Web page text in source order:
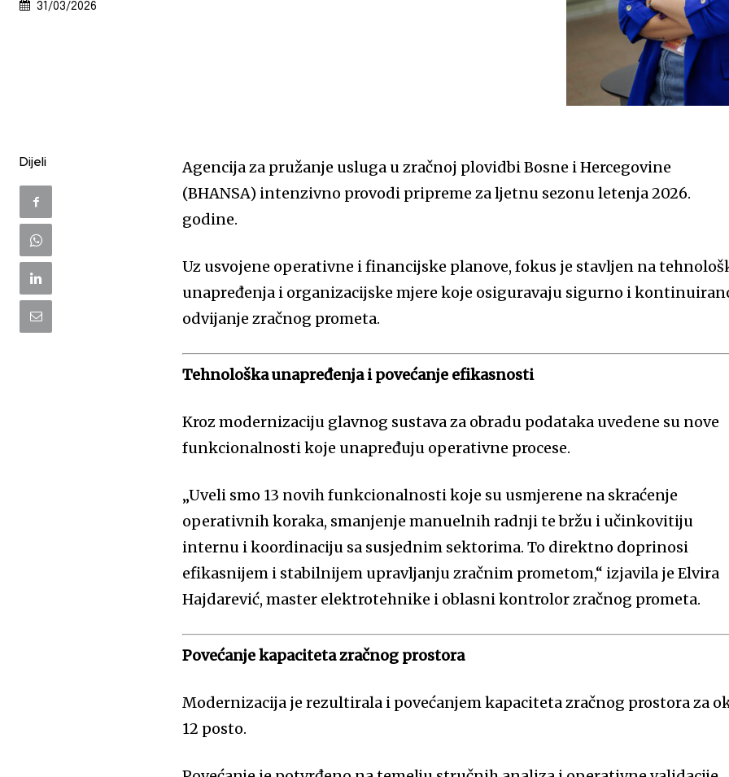
31/03/2026
Dijeli
Agencija za pružanje usluga u zračnoj plovidbi Bosne i Hercegovine
(BHANSA) intenzivno provodi pripreme za ljetnu sezonu letenja 2026.
godine.
Uz usvojene operativne i financijske planove, fokus je stavljen na
unapređenja i organizacijske mjere koje osiguravaju sigurno i
odvijanje zračnog prometa.
Tehnološka unapređenja i povećanje efikasnosti
Kroz modernizaciju glavnog sustava za obradu podataka uvedene su nove
funkcionalnosti koje unapređuju operativne procese.
„Uveli smo 13 novih funkcionalnosti koje su usmjerene na skraćenje
operativnih koraka, smanjenje manuelnih radnji te bržu i učinkovitiju
internu i koordinaciju sa susjednim sektorima. To direktno doprinosi
efikasnijem i stabilnijem upravljanju zračnim prometom,“ izjavila je Elvira
Hajdarević, master elektrotehnike i oblasni kontrolor zračnog prometa.
Povećanje kapaciteta zračnog prostora
Modernizacija je rezultirala i povećanjem kapaciteta zračnog prostora za
12 posto.